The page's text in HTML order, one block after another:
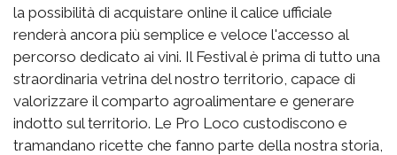
la possibilità di acquistare online il calice ufficiale
renderà ancora più semplice e veloce l'accesso al
percorso dedicato ai vini. Il Festival è prima di tutto una
straordinaria vetrina del nostro territorio, capace di
valorizzare il comparto agroalimentare e generare
indotto sul territorio. Le Pro Loco custodiscono e
tramandano ricette che fanno parte della nostra storia,